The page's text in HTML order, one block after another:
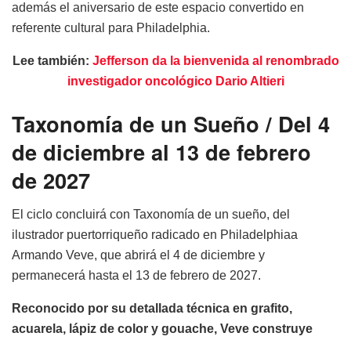
además el aniversario de este espacio convertido en
referente cultural para Philadelphia.
Lee también: Jefferson da la bienvenida al renombrado
investigador oncológico Dario Altieri
Taxonomía de un Sueño / Del 4
de diciembre al 13 de febrero
de 2027
El ciclo concluirá con Taxonomía de un sueño, del
ilustrador puertorriqueño radicado en Philadelphiaa
Armando Veve, que abrirá el 4 de diciembre y
permanecerá hasta el 13 de febrero de 2027.
Reconocido por su detallada técnica en grafito,
acuarela, lápiz de color y gouache, Veve construye